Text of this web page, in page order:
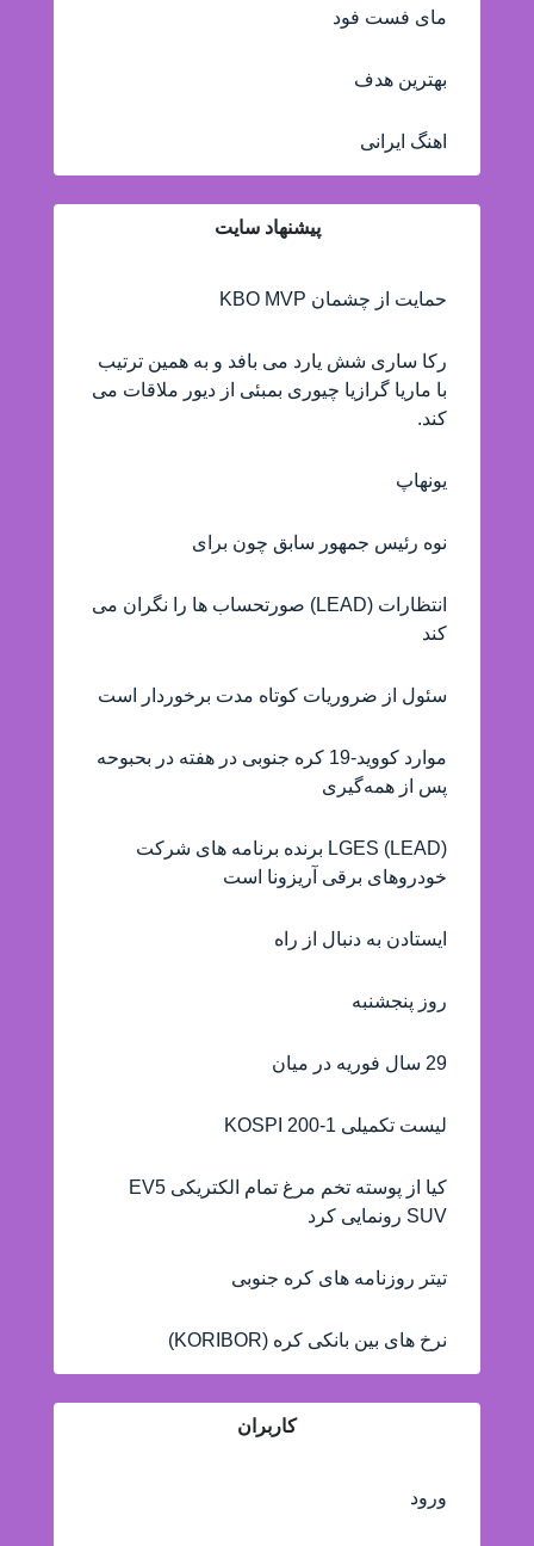
مای فست فود
بهترین هدف
اهنگ ایرانی
پیشنهاد سایت
حمایت از چشمان KBO MVP
رکا ساری شش یارد می بافد و به همین ترتیب
با ماریا گرازیا چیوری بمبئی از دیور ملاقات می
کند.
یونهاپ
نوه رئیس جمهور سابق چون برای
انتظارات (LEAD) صورتحساب ها را نگران می
کند
سئول از ضروريات کوتاه مدت برخوردار است
موارد کووید-19 کره جنوبی در هفته در بحبوحه
پس از همه‌گیری
(LEAD) LGES برنده برنامه های شرکت
خودروهای برقی آریزونا است
ایستادن به دنبال از راه
روز پنجشنبه
29 سال فوریه در میان
لیست تکمیلی KOSPI 200-1
کیا از پوسته تخم مرغ تمام الکتریکی EV5
SUV رونمایی کرد
تیتر روزنامه های کره جنوبی
نرخ های بین بانکی کره (KORIBOR)
کاربران
ورود